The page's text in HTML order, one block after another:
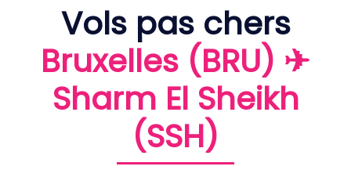
Vols pas chers
Bruxelles (BRU) ✈
Sharm El Sheikh
(SSH)